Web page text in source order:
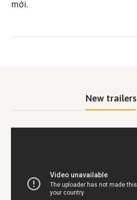
mới.
New trailers